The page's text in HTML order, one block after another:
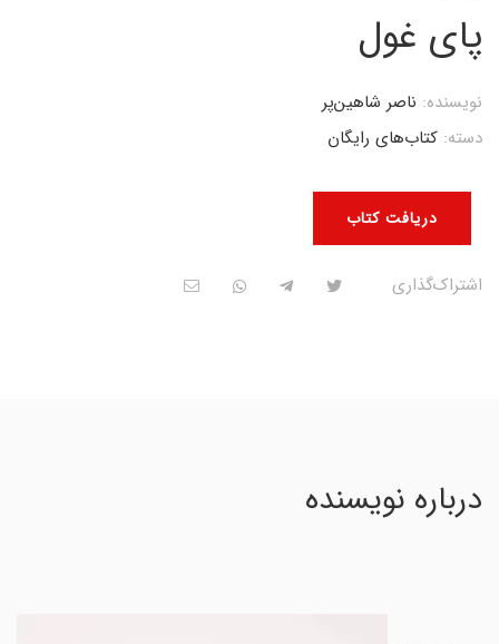
پای غول
دریافت کتاب
نویسنده: ناصر شاهین‌پر
دسته: کتاب‌های رایگان
اشتراک‌گذاری
درباره نویسنده